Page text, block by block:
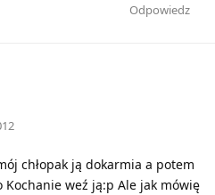
Odpowiedz
chłopak ją dokarmia a potem
weź ją:p Ale jak mówię